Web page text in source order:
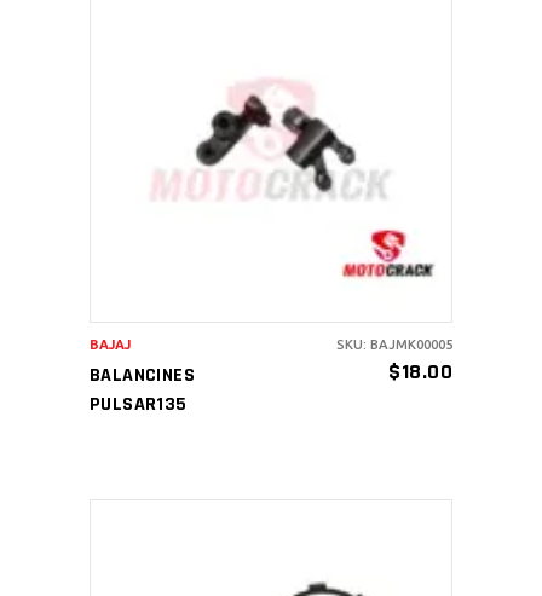
AÑADIR AL CARRITO
BALANCINES
PULSAR135
$18.00
BAJAJ SKU: BAJMK00005